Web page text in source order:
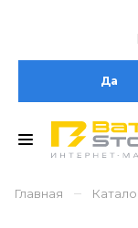
Да
Главная –